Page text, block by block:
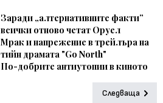
Заради „алтернативните факти”
всички отново четат Оруел
Мрак и напрежение в трейлъра на
тийн драмата "Go North"
По-добрите антиутопии в киното
Следваща